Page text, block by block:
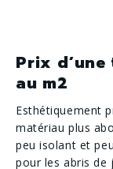
Prix
au m2
Esthétiquement
matériau plus
peu isolant et
pour les abris de